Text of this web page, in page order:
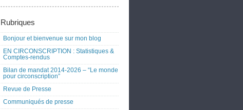
Rubriques
Bonjour et bienvenue sur mon blog
EN CIRCONSCRIPTION : Statistiques &
Comptes-rendus
Bilan de mandat 2014-2026 – “Le monde
pour circonscription”
Revue de Presse
Communiqués de presse